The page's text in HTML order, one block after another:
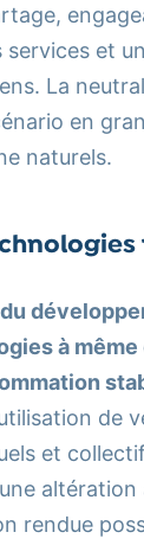
et
La
en
naturels.
à
de
et
rendue